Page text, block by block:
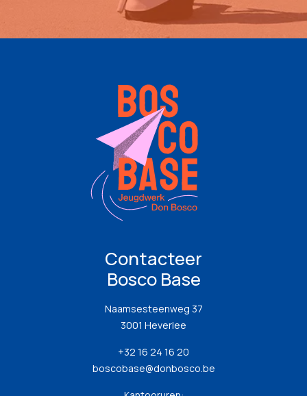
Contacteer
Bosco Base
Naamsesteenweg 37
3001 Heverlee
+32 16 24 16 20
boscobase@donbosco.be